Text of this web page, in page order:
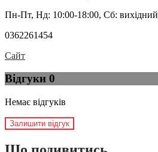
Пн-Пт, Нд: 10:00-18:00, Сб: вихідний
0362261454
Сайт
Відгуки 0
Немає відгуків
Залишити відгук